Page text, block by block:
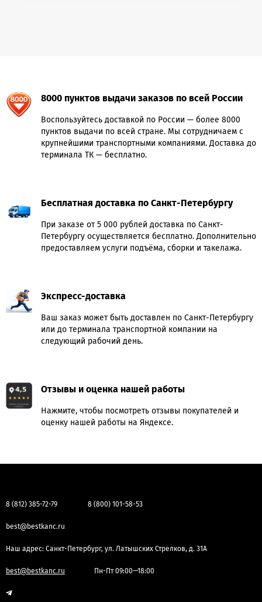
8000 пунктов выдачи заказов по всей России
Воспользуйтесь доставкой по России — более 8000
пунктов выдачи по всей стране. Мы сотрудничаем с
крупнейшими транспортными компаниями. Доставка до
терминала ТК — бесплатно.
Бесплатная доставка по Санкт-Петербургу
При заказе от 5 000 рублей доставка по Санкт-
Петербургу осуществляется бесплатно. Дополнительно
предоставляем услуги подъёма, сборки и такелажа.
Экспресс-доставка
Ваш заказ может быть доставлен по Санкт-Петербургу
или до терминала транспортной компании на
следующий рабочий день.
Отзывы и оценка нашей работы
Нажмите, чтобы посмотреть отзывы покупателей и
оценку нашей работы на Яндексе.
8 (812) 385-72-79 8 (800) 101-58-53
best@bestkanc.ru
Наш адрес: Санкт-Петербург, ул. Латышских Стрелков, д. 31А
best@bestkanc.ru Пн-Пт 09:00—18:00